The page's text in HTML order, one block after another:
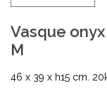
Vasque
M
46 x 39 x h15 cm.